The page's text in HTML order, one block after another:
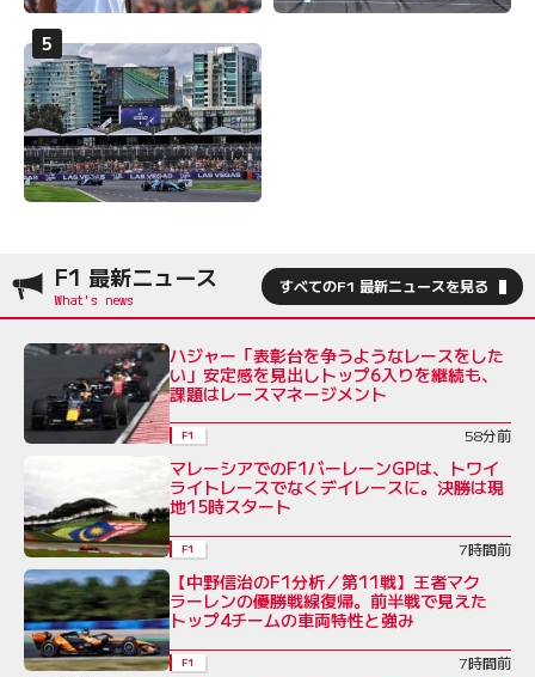
F1 最新ニュース すべてのF1 最新ニュースを見る
ハジャー「表彰台を争うようなレースをした
い」安定感を見出しトップ6入りを継続も、
課題はレースマネージメント
F1 58分前
マレーシアでのF1バーレーンGPは、トワイ
ライトレースでなくデイレースに。決勝は現
地15時スタート
F1 7時間前
【中野信治のF1分析／第11戦】王者マク
ラーレンの優勝戦線復帰。前半戦で見えた
トップ4チームの車両特性と強み
F1 7時間前